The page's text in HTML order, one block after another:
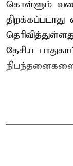
கொள்ளும்
தேசிய
நிபந்தனைகளை